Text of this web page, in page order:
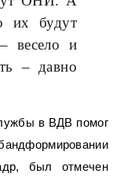
их будут
весело и
– давно
в ВДВ помог
был отмечен